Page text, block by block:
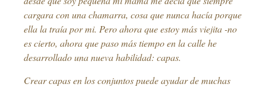
cargara con una chamarra, cosa que nunca hacía porque
ella la traía por mi. Pero ahora que estoy más viejita -no
es cierto, ahora que paso más tiempo en la calle he
desarrollado una nueva habilidad: capas.
Crear capas en los conjuntos puede ayudar de muchas